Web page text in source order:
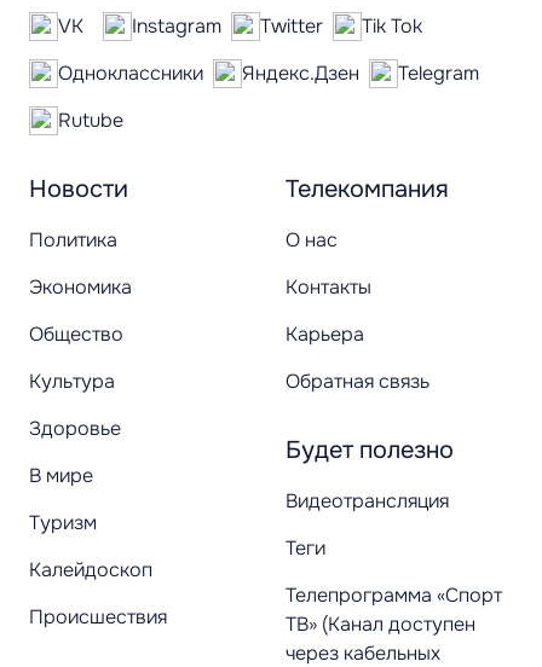
Новости
Политика
Экономика
Общество
Культура
Здоровье
В мире
Туризм
Калейдоскоп
Происшествия
Телекомпания
О нас
Контакты
Карьера
Обратная связь
Будет полезно
Видеотрансляция
Теги
Телепрограмма «Спорт
ТВ» (Канал доступен
через кабельных
VK Instagram Twitter
Tik Tok
Одноклассники
Яндекс.Дзен
Telegram
Rutube